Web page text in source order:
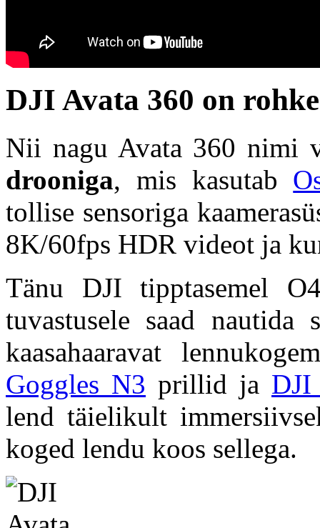
DJI Avata 360 on
Nii nagu Avata 360 nimi
drooniga, mis kasutab
tollise sensoriga
8K/60fps HDR videot ja
Tänu DJI tipptasemel
tuvastusele saad
kaasahaaravat
Goggles N3 prillid ja
lend täielikult
koged lendu koos sellega.